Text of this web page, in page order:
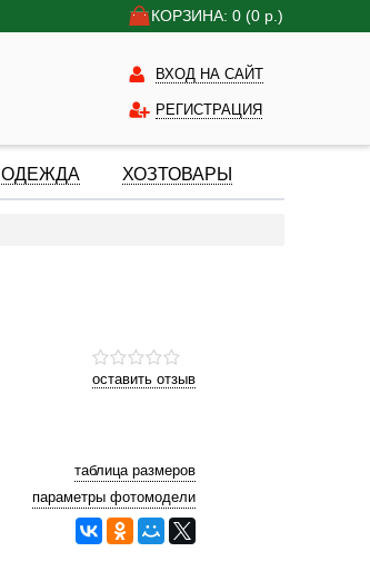
КОРЗИНА: 0 (0 р.)
ВХОД НА САЙТ
РЕГИСТРАЦИЯ
ОДЕЖДА ХОЗТОВАРЫ
оставить отзыв
таблица размеров
параметры фотомодели